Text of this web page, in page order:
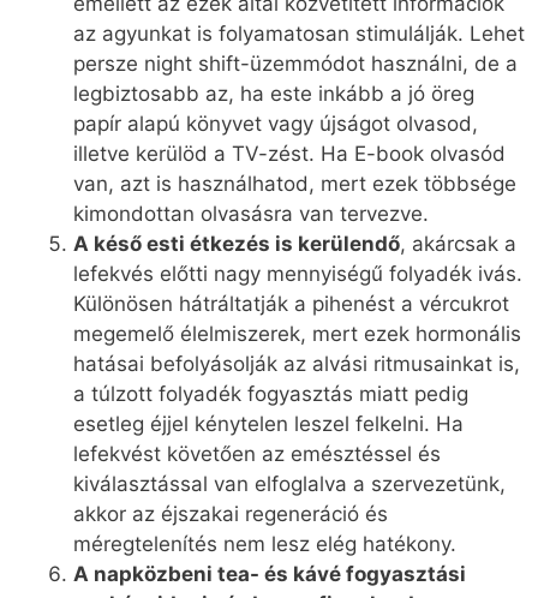
az agyunkat is folyamatosan stimulálják. Lehet
persze night shift-üzemmódot használni, de a
legbiztosabb az, ha este inkább a jó öreg
papír alapú könyvet vagy újságot olvasod,
illetve kerülöd a TV-zést. Ha E-book olvasód
van, azt is használhatod, mert ezek többsége
kimondottan olvasásra van tervezve.
A késő esti étkezés is kerülendő, akárcsak a
lefekvés előtti nagy mennyiségű folyadék ivás.
Különösen hátráltatják a pihenést a vércukrot
megemelő élelmiszerek, mert ezek hormonális
hatásai befolyásolják az alvási ritmusainkat is,
a túlzott folyadék fogyasztás miatt pedig
esetleg éjjel kénytelen leszel felkelni. Ha
lefekvést követően az emésztéssel és
kiválasztással van elfoglalva a szervezetünk,
akkor az éjszakai regeneráció és
méregtelenítés nem lesz elég hatékony.
A napközbeni tea- és kávé fogyasztási